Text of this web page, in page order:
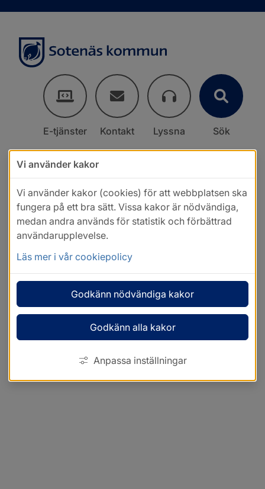
E-tjänster Kontakt Lyssna Sök
Vi använder kakor
Vi använder kakor (cookies) för att webbplatsen ska
fungera på ett bra sätt. Vissa kakor är nödvändiga,
medan andra används för statistik och förbättrad
användarupplevelse.
Läs mer i vår cookiepolicy
Godkänn nödvändiga kakor
Godkänn alla kakor
Anpassa inställningar